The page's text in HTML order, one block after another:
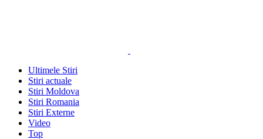
Ultimele Stiri
Stiri actuale
Stiri Moldova
Stiri Romania
Stiri Externe
Video
Top